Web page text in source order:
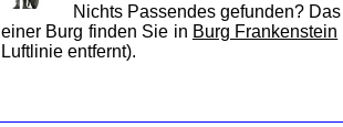
Nichts Passendes gefunden? Das
einer Burg finden Sie in Burg Frankenstein
Luftlinie entfernt).